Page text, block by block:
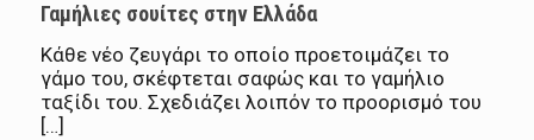
Γαμήλιες σουίτες στην Ελλάδα
Κάθε νέο ζευγάρι το οποίο προετοιμάζει το
γάμο του, σκέφτεται σαφώς και το γαμήλιο
ταξίδι του. Σχεδιάζει λοιπόν το προορισμό του
[…]